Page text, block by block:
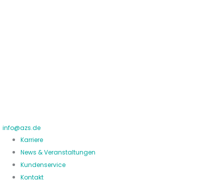
info@azs.de
Karriere
News & Veranstaltungen
Kundenservice
Kontakt